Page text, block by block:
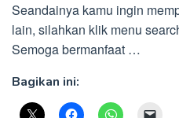
Seandainya kamu ingin
lain, silahkan klik menu
Semoga bermanfaat …
Bagikan ini: